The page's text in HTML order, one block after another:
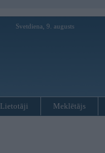
Svetdiena, 9. augusts
Lietotāji Meklētājs